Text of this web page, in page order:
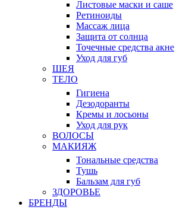
Листовые маски и саше
Ретиноиды
Массаж лица
Защита от солнца
Точечные средства акне
Уход для губ
ШЕЯ
ТЕЛО
Гигиена
Дезодоранты
Кремы и лосьоны
Уход для рук
ВОЛОСЫ
МАКИЯЖ
Тональные средства
Тушь
Бальзам для губ
ЗДОРОВЬЕ
БРЕНДЫ